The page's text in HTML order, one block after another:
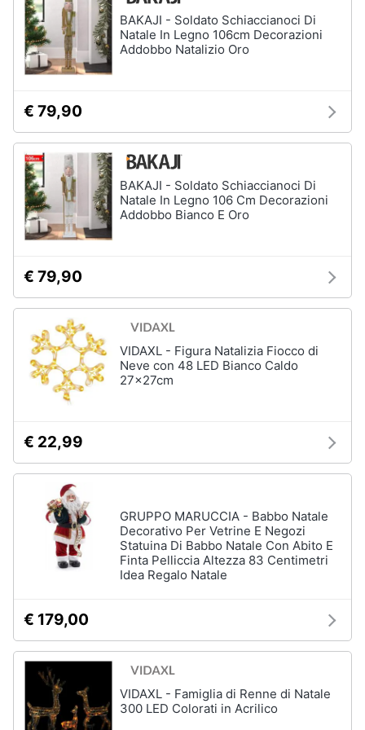
Beauty
Giocattoli
infanzia
Fotografia
Casalinghi
Abbigliamento
Sport
Animali
Motori
cd
dvd
Festività
ricorrenze
Servizi
Assistenza
Vedi
tutti
Sneakers
Scarpe
nike
Anfibi
Ciabatte
Vedi
Accessori
Sigaretta
elettronica
Borse
vista
da
T-
shirt
Felpa
Pantaloni
BAKAJI - Soldato Schiaccianoci Di
Natale In Legno 106cm Decorazioni
Addobbo Natalizio Oro
€ 79,90
BAKAJI - Soldato Schiaccianoci Di
Natale In Legno 106 Cm Decorazioni
Addobbo Bianco E Oro
€ 79,90
VIDAXL - Figura Natalizia Fiocco di
Neve con 48 LED Bianco Caldo
27x27cm
€ 22,99
GRUPPO MARUCCIA - Babbo Natale
Decorativo Per Vetrine E Negozi
Statuina Di Babbo Natale Con Abito E
Finta Pelliccia Altezza 83 Centimetri
Idea Regalo Natale
€ 179,00
VIDAXL - Famiglia di Renne di Natale
300 LED Colorati in Acrilico